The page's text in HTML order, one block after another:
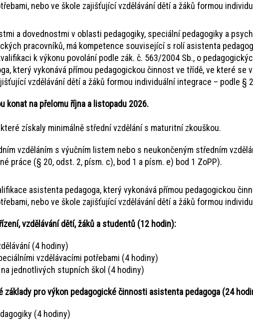
nebo ve škole zajišťující vzdělávání dětí a žáků formou
a dovednostmi v oblasti pedagogiky, speciální pedagogiky a
pracovníků, má kompetence související s rolí asistenta
k výkonu povolání podle zák. č. 563/2004 Sb., o
který vykonává přímou pedagogickou činnost ve třídě, ve které se
vzdělávání dětí a žáků formou individuální integrace – podle §
konat na přelomu října a listopadu 2026.
získaly minimálně střední vzdělání s maturitní zkouškou.
vzděláním s výučním listem nebo s neukončeným středním
práce (§ 20, odst. 2, písm. c), bod 1 a písm. e) bod 1 ZoPP).
asistenta pedagoga, který vykonává přímou pedagogickou
nebo ve škole zajišťující vzdělávání dětí a žáků formou
vzdělávání dětí, žáků a studentů (12 hodin):
(4 hodiny)
vzdělávacími potřebami (4 hodiny)
jednotlivých stupních škol (4 hodiny)
základy pro výkon pedagogické činnosti asistenta pedagoga (24
(4 hodiny)